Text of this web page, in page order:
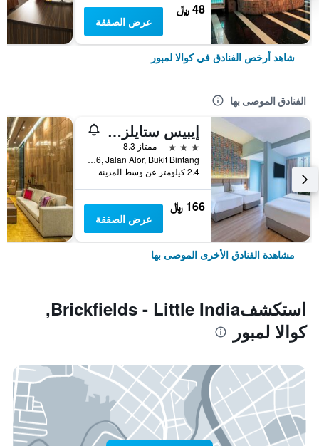
48 ﷼
عرض الصفقة
شاهد أرخص الفنادق في كوالا لمبور
الفنادق الموصى بها
إيبيس ستايلز كوالا لمبور بوكيت بينتانج
3 نجوم
ممتاز 8.3
No.16, Jalan Alor, Bukit Bintang, كوالا لمبور, ماليزيا
2.4 كيلومتر عن وسط المدينة
166 ﷼
عرض الصفقة
مشاهدة الفنادق الأخرى الموصى بها
استكشفBrickfields - Little India,
كوالا لمبور